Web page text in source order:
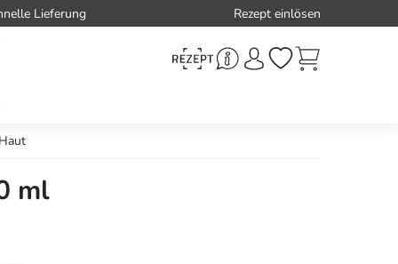
Lieferung Rezept einlösen
ml